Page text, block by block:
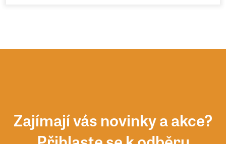
Zajímají vás novinky a akce?